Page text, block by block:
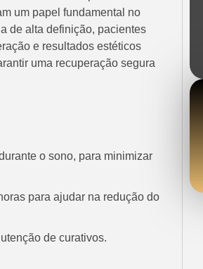
um papel fundamental no
de alta definição, pacientes
e resultados estéticos
uma recuperação segura
o sono, para minimizar
para ajudar na redução do
de curativos.